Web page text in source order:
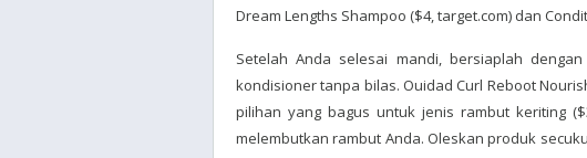
Dream Lengths Shampoo ($4, target.com) dan
Setelah Anda selesai mandi, bersiaplah
kondisioner tanpa bilas. Ouidad Curl Reboot
pilihan yang bagus untuk jenis rambut keriting
melembutkan rambut Anda. Oleskan produk